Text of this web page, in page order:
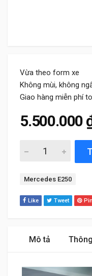
Vừa theo form xe
Không mùi, không
Giao hàng miễn phí
5.500.000
Thảm Sàn Xe
Tag:
Mercedes E250
Like Tweet
Mô tả